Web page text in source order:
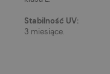
Stabilność UV:
3 miesiące.